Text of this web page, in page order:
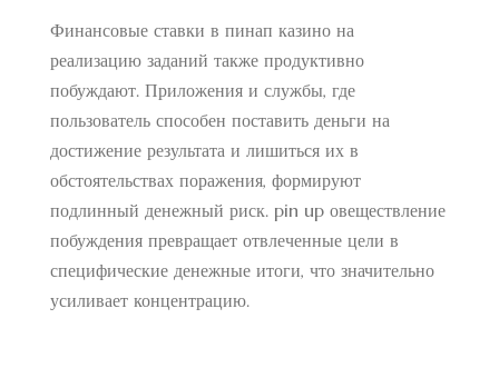
Финансовые ставки в пинап казино на
реализацию заданий также продуктивно
побуждают. Приложения и службы, где
пользователь способен поставить деньги на
достижение результата и лишиться их в
обстоятельствах поражения, формируют
подлинный денежный риск. pin up овеществление
побуждения превращает отвлеченные цели в
специфические денежные итоги, что значительно
усиливает концентрацию.